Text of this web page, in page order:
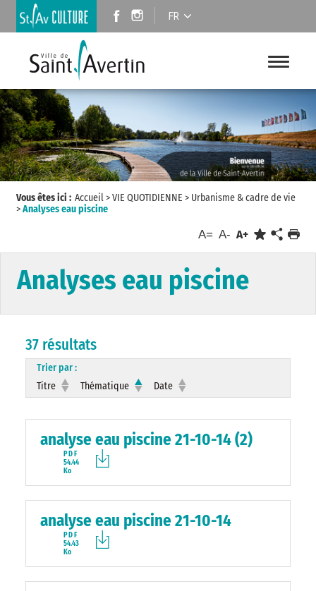
FR
Vous êtes ici : Accueil>VIE QUOTIDIENNE > Urbanisme & cadre de vie
>Analyses eau piscine
A= A- A+
Analyses eau piscine
37 résultats
Trier par :
Titre
Thématique Date
analyse eau piscine 21-10-14 (2)
PDF
54.44
Ko
analyse eau piscine 21-10-14
PDF
54.43
Ko